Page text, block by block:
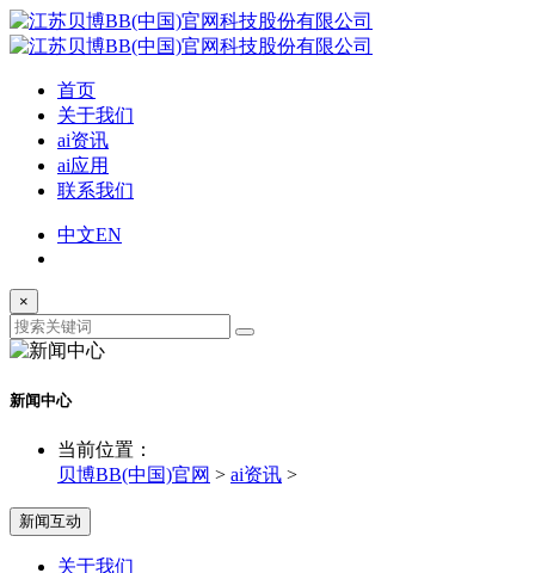
首页
关于我们
ai资讯
ai应用
联系我们
中文EN
×
新闻中心
当前位置：
贝博BB(中国)官网 > ai资讯 >
新闻互动
关于我们